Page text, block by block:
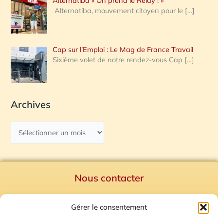
Gérer le consentement
Alternatiba, mouvement citoyen pour le […]
Cap sur l’Emploi : Le Mag de France Travail
Sixième volet de notre rendez-vous Cap […]
Archives
Nous contacter